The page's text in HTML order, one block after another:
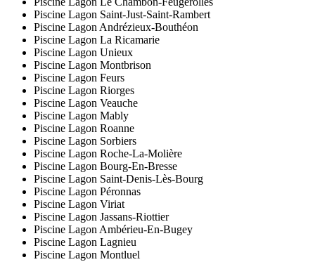
Piscine Lagon Saint-Just-Saint-Rambert
Piscine Lagon Andrézieux-Bouthéon
Piscine Lagon La Ricamarie
Piscine Lagon Unieux
Piscine Lagon Montbrison
Piscine Lagon Feurs
Piscine Lagon Riorges
Piscine Lagon Veauche
Piscine Lagon Mably
Piscine Lagon Roanne
Piscine Lagon Sorbiers
Piscine Lagon Roche-La-Molière
Piscine Lagon Bourg-En-Bresse
Piscine Lagon Saint-Denis-Lès-Bourg
Piscine Lagon Péronnas
Piscine Lagon Viriat
Piscine Lagon Jassans-Riottier
Piscine Lagon Ambérieu-En-Bugey
Piscine Lagon Lagnieu
Piscine Lagon Montluel